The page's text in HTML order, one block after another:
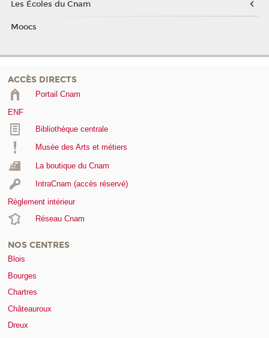
Les Écoles du Cnam
Moocs
ACCÈS DIRECTS
Portail Cnam
ENF
Bibliothèque centrale
Musée des Arts et métiers
La boutique du Cnam
IntraCnam (accès réservé)
Règlement intérieur
Réseau Cnam
NOS CENTRES
Blois
Bourges
Chartres
Châteauroux
Dreux